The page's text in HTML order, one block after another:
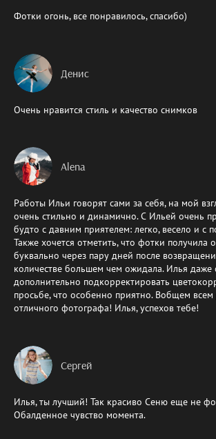
Фотки огонь, все понравилось, спасибо)
Денис
Очень нравится стиль и качество снимков
Alena
Работы Ильи говорят сами за себя, на мой
очень стильно и динамично. С Ильей очень
будто с давним приятелем: легко, весело и с
Также хочется отметить, что фотки получила
буквально через пару дней после
количестве большем чем ожидала. Илья даже
дополнительно подкорректировать
просьбе, что особенно приятно. Вобщем
отличного фотографа! Илья, успехов тебе!
Сергей
Илья, ты лучший! Так красиво Сеню еще не
Обалденное чувство момента.